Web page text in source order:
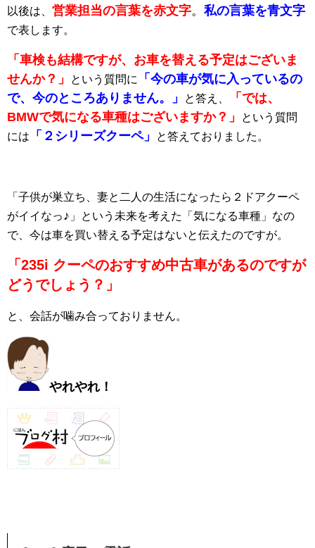
以後は、 営業担当の言葉を赤文字。 私の言葉を青文字
で表します。
「車検も結構ですが、お車を替える予定はございま
せんか？」
という質問に 「今の車が気に入っているの
で、今のところありません。」
と答え、
「では、
BMWで気になる車種はございますか？」
という質問
には
「２シリーズクーペ」 と答えておりました。
「子供が巣立ち、妻と二人の生活になったら２ドアクーペ
がイイなっ♪ 」という未来を考えた「気になる車種」なの
で、今は車を買い替える予定はないと伝えたのですが。
「235i クーペのおすすめ中古車があるのですが
どうでしょう？」
と、会話が噛み合っておりません。
やれやれ！